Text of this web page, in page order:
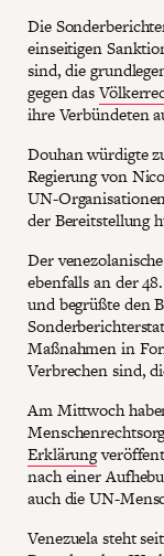
Die
einseitigen
sind, die
gegen das
ihre Verbündeten
Douhan würdigte
Regierung von
UN-
der Bereitstellung
Der
ebenfalls an der
und begrüßte den
Maßnahmen in
Verbrechen sind,
Am Mittwoch
Erklärung
nach einer
auch die UN-
Venezuela steht